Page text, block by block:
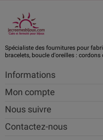
Spécialiste des fournitures pour
bracelets, boucle d'oreilles :
Informations
Mon compte
Nous suivre
Contactez-nous